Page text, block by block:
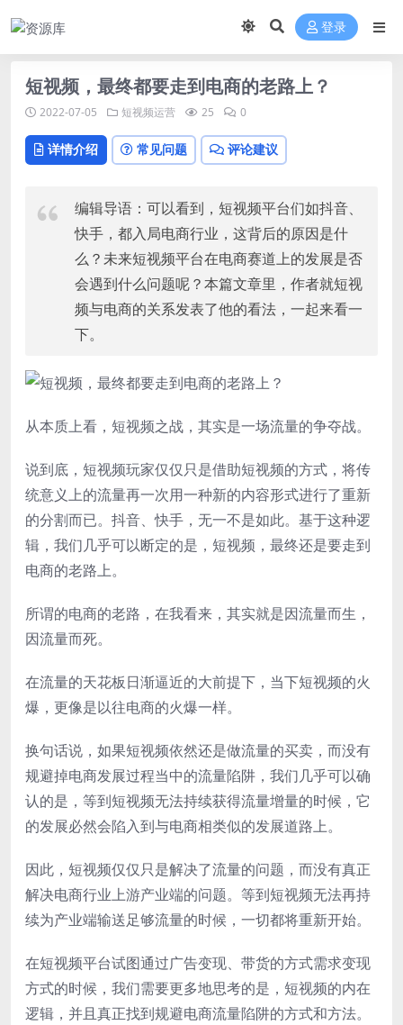
登录
短视频，最终都要走到电商的老路上？
2022-07-05 短视频运营 25 0
详情介绍 常见问题 评论建议
编辑导语：可以看到，短视频平台们如抖音、
快手，都入局电商行业，这背后的原因是什
么？未来短视频平台在电商赛道上的发展是否
会遇到什么问题呢？本篇文章里，作者就短视
频与电商的关系发表了他的看法，一起来看一
下。
从本质上看，短视频之战，其实是一场流量的争夺战。
说到底，短视频玩家仅仅只是借助短视频的方式，将传
统意义上的流量再一次用一种新的内容形式进行了重新
的分割而已。抖音、快手，无一不是如此。基于这种逻
辑，我们几乎可以断定的是，短视频，最终还是要走到
电商的老路上。
所谓的电商的老路，在我看来，其实就是因流量而生，
因流量而死。
在流量的天花板日渐逼近的大前提下，当下短视频的火
爆，更像是以往电商的火爆一样。
换句话说，如果短视频依然还是做流量的买卖，而没有
规避掉电商发展过程当中的流量陷阱，我们几乎可以确
认的是，等到短视频无法持续获得流量增量的时候，它
的发展必然会陷入到与电商相类似的发展道路上。
因此，短视频仅仅只是解决了流量的问题，而没有真正
解决电商行业上游产业端的问题。等到短视频无法再持
续为产业端输送足够流量的时候，一切都将重新开始。
在短视频平台试图通过广告变现、带货的方式需求变现
方式的时候，我们需要更多地思考的是，短视频的内在
逻辑，并且真正找到规避电商流量陷阱的方式和方法。